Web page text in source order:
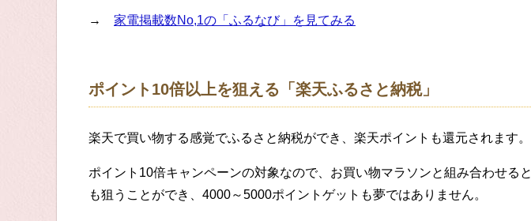
→ 家電掲載数No,1の「ふるなび」を見てみる
ポイント10倍以上を狙える「楽天ふるさと納税」
楽天で買い物する感覚でふるさと納税ができ、楽天ポイントも還元されます。
ポイント10倍キャンペーンの対象なので、お買い物マラソンと組み合わせると
も狙うことができ、4000～5000ポイントゲットも夢ではありません。